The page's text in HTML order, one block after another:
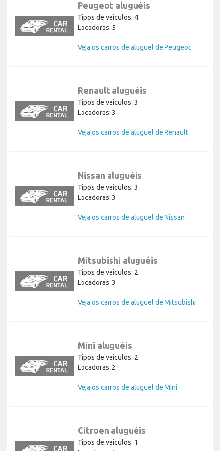
Peugeot aluguéis
Tipos de veículos: 4
Locadoras: 5
Veja os carros de aluguel de Peugeot
Renault aluguéis
Tipos de veículos: 3
Locadoras: 3
Veja os carros de aluguel de Renault
Nissan aluguéis
Tipos de veículos: 3
Locadoras: 3
Veja os carros de aluguel de Nissan
Mitsubishi aluguéis
Tipos de veículos: 2
Locadoras: 3
Veja os carros de aluguel de Mitsubishi
Mini aluguéis
Tipos de veículos: 2
Locadoras: 2
Veja os carros de aluguel de Mini
Citroen aluguéis
Tipos de veículos: 1